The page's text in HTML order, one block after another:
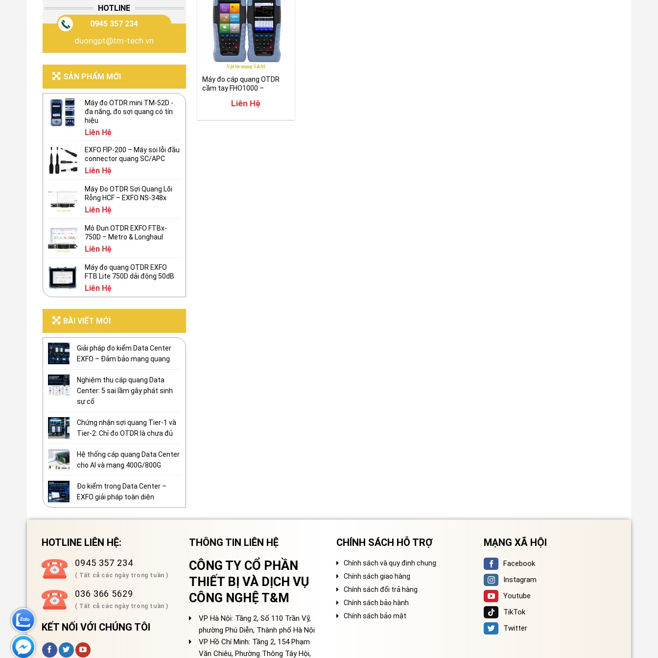
HOTLINE
0945 357 234
duongpt@tm-tech.vn
SẢN PHẨM MỚI
Máy đo OTDR mini TM-52D -
đa năng, đo sợi quang có tín
hiệu
Liên Hệ
EXFO FIP-200 – Máy soi lỗi đầu
connector quang SC/APC
Liên Hệ
Máy Đo OTDR Sợi Quang Lõi
Rỗng HCF – EXFO NS-348x
Liên Hệ
Mô Đun OTDR EXFO FTBx-
750D – Metro & Longhaul
Liên Hệ
Máy đo quang OTDR EXFO
FTB Lite 750D dải động 50dB
Liên Hệ
BÀI VIẾT MỚI
Giải pháp đo kiểm Data Center
EXFO – Đảm bảo mạng quang
Nghiệm thu cáp quang Data
Center: 5 sai lầm gây phát sinh
sự cố
Chứng nhận sợi quang Tier-1 và
Tier-2: Chỉ đo OTDR là chưa đủ
Hệ thống cáp quang Data Center
cho AI và mạng 400G/800G
Đo kiểm trong Data Center –
EXFO giải pháp toàn diện
Máy đo cáp quang OTDR
cầm tay FHO1000 –
Liên Hệ
HOTLINE LIÊN HỆ:
0945 357 234
( Tất cả các ngày trong tuần )
036 366 5629
( Tất cả các ngày trong tuần )
KẾT NỐI VỚI CHÚNG TÔI
THÔNG TIN LIÊN HỆ
CÔNG TY CỔ PHẦN
THIẾT BỊ VÀ DỊCH VỤ
CÔNG NGHỆ T&M
VP Hà Nội: Tầng 2, Số 110 Trần Vỹ,
phường Phú Diễn, Thành phố Hà Nội
VP Hồ Chí Minh: Tầng 2, 154 Phạm
Văn Chiêu, Phường Thông Tây Hội,
CHÍNH SÁCH HỖ TRỢ
Chính sách và quy định chung
Chính sách giao hàng
Chính sách đổi trả hàng
Chính sách bảo hành
Chính sách bảo mật
MẠNG XÃ HỘI
Facebook
Instagram
Youtube
TikTok
Twitter